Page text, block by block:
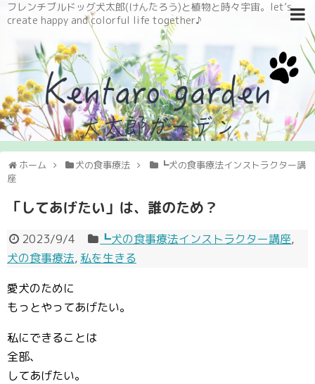
フレンチブルドッグ犬太郎(けんたろう)と植物と時々宇宙。let’s
create happy and colorful life together♪
ホーム 犬の食事療法
┗犬の食事療法インストラクター講
座
「してあげたい」は、誰のため？
2023/9/4 ┗犬の食事療法インストラクター講座,
犬の食事療法, 私を生きる
愛犬のために
もっとやってあげたい。
私にできることは
全部、
してあげたい。